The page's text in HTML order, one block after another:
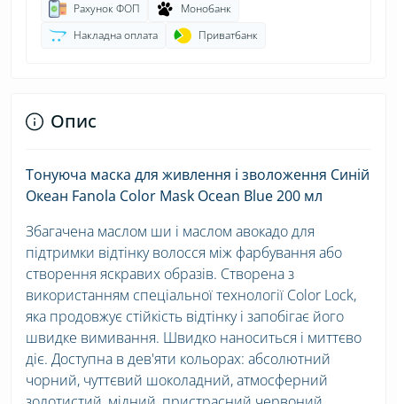
Рахунок ФОП
Монобанк
Накладна оплата
Приватбанк
Опис
Тонуюча маска для живлення і зволоження Синій
Океан Fanola Color Mask Ocean Blue 200 мл
Збагачена маслом ши і маслом авокадо для
підтримки відтінку волосся між фарбування або
створення яскравих образів. Створена з
використанням спеціальної технології Color Lock,
яка продовжує стійкість відтінку і запобігає його
швидке вимивання. Швидко наноситься і миттєво
діє. Доступна в дев'яти кольорах: абсолютний
чорний, чуттєвий шоколадний, атмосферний